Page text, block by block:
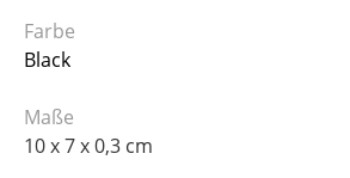
Farbe
Black
Maße
10 x 7 x 0,3 cm